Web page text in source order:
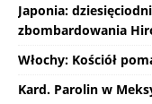
Japonia:
zbombardowania
Włochy: Kościół
Kard. Parolin w